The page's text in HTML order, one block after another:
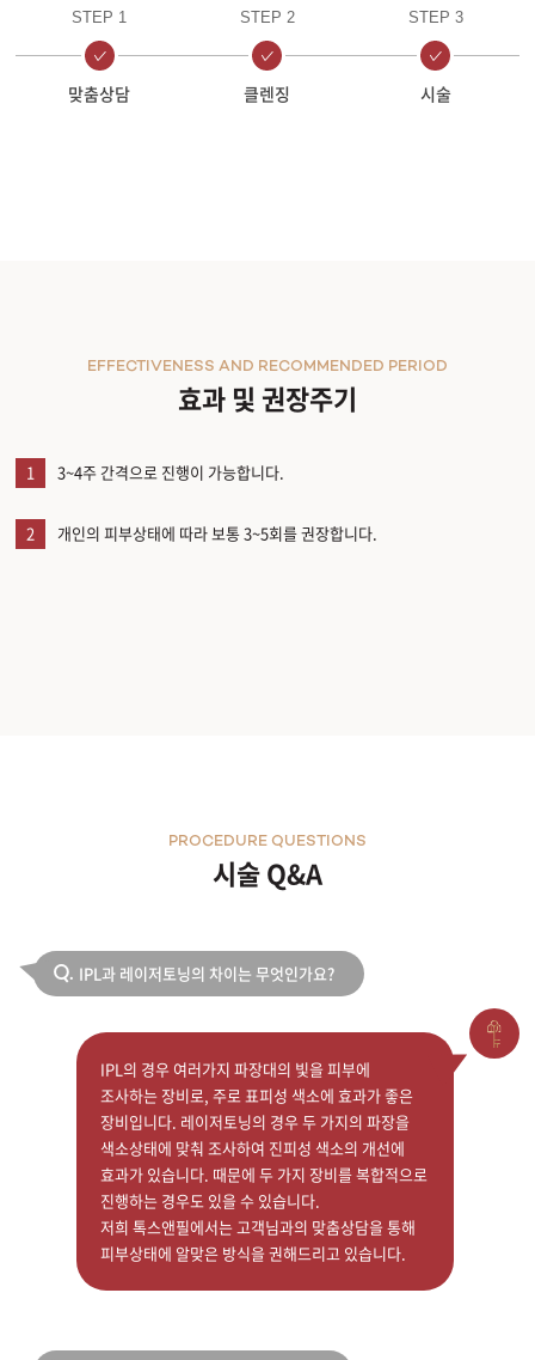
수원인계점
평택점
홍대점
STEP 1
맞춤상담
STEP 2
클렌징
STEP 3
시술
효과 및 권장주기
EFFECTIVENESS AND RECOMMENDED PERIOD
1 3~4주 간격으로 진행이 가능합니다.
2 개인의 피부상태에 따라 보통 3~5회를 권장합니다.
시술 Q&A
PROCEDURE QUESTIONS
Q. IPL과 레이저토닝의 차이는 무엇인가요?
IPL의 경우 여러가지 파장대의 빛을 피부에
조사하는 장비로, 주로 표피성 색소에 효과가 좋은
장비입니다. 레이저토닝의 경우 두 가지의 파장을
색소상태에 맞춰 조사하여 진피성 색소의 개선에
효과가 있습니다. 때문에 두 가지 장비를 복합적으로
진행하는 경우도 있을 수 있습니다.
저희 톡스앤필에서는 고객님과의 맞춤상담을 통해
피부상태에 알맞은 방식을 권해드리고 있습니다.